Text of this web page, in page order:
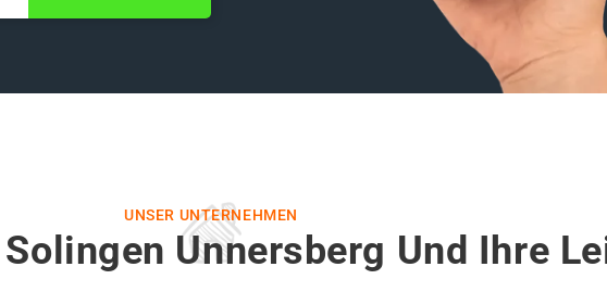
UNSER UNTERNEHMEN
Unnersberg Und Ihre